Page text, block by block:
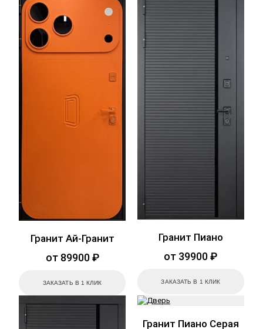
Гранит Ай-Гранит
от 89900 ₽
ЗАКАЗАТЬ В 1 КЛИК
Гранит Пиано
от 39900 ₽
ЗАКАЗАТЬ В 1 КЛИК
Гранит Пиано Серая